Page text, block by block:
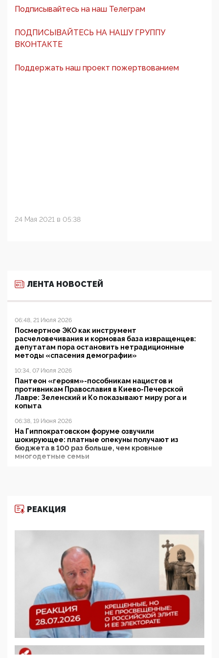
Подписывайтесь на наш Телеграм
ПОДПИСЫВАЙТЕСЬ НА НАШУ ГРУППУ
ВКОНТАКТЕ
Поддержать наш проект пожертвованием
24 Мая 2021 в 05:38
ЛЕНТА НОВОСТЕЙ
06:48, 21 Июля 2026
Посмертное ЭКО как инструмент
расчеловечивания и кормовая база извращенцев:
депутатам пора остановить нетрадиционные
методы «спасения демографии»
10:34, 07 Июля 2026
Пантеон «героям»-пособникам нацистов и
противникам Православия в Киево-Печерской
Лавре: Зеленский и Ко показывают миру рога и
копыта
06:38, 19 Июня 2026
На Гиппократовском форуме озвучили
шокирующее: платные опекуны получают из
бюджета в 100 раз больше, чем кровные
многодетные семьи
11:53, 09 Июня 2026
деятельность ИИТО ЮНЕСКО в России, но
цифроглобалисты продолжают определять
повестку в образовании
09:43, 01 Июня 2026
5G за счет здоровья граждан: Минцифры намерено
отобрать у регионов и муниципалитетов право
защищать жилые дома и социальные объекты от
05:58, 26 Мая 2026
Роскомнадзор освободили от борца с
деструктивным и опасным контентом
07:39, 25 Мая 2026
РЕАКЦИЯ